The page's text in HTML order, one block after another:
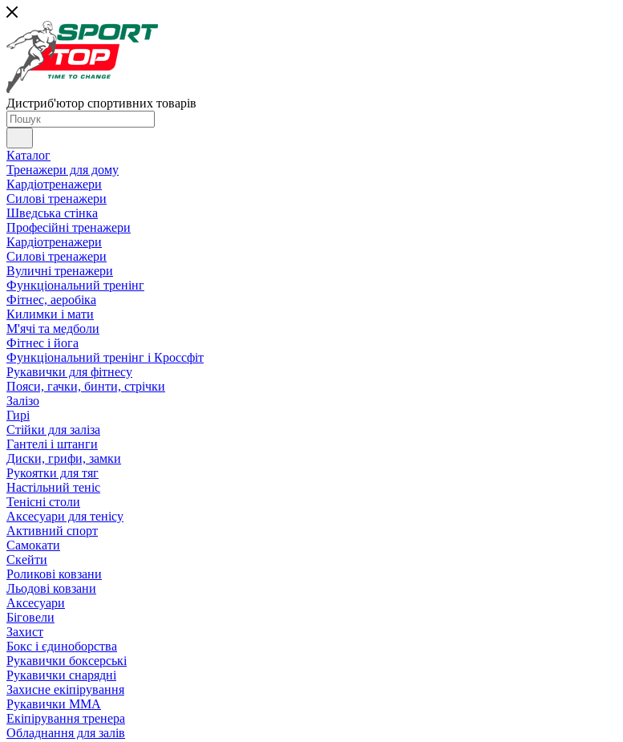
Дистриб'ютор спортивних товарів
Каталог
Тренажери для дому
Кардіотренажери
Силові тренажери
Шведська стінка
Професійні тренажери
Кардіотренажери
Силові тренажери
Вуличні тренажери
Функціональний тренінг
Фітнес, аеробіка
Килимки і мати
М'ячі та медболи
Фітнес і йога
Функціональний тренінг і Кроссфіт
Рукавички для фітнесу
Пояси, гачки, бинти, стрічки
Залізо
Гирі
Стійки для заліза
Гантелі і штанги
Диски, грифи, замки
Рукоятки для тяг
Настільний теніс
Тенісні столи
Аксесуари для тенісу
Активний спорт
Самокати
Скейти
Роликові ковзани
Льодові ковзани
Аксесуари
Біговели
Захист
Бокс і єдиноборства
Рукавички боксерські
Рукавички снарядні
Захисне екіпірування
Рукавички ММА
Екіпірування тренера
Обладнання для залів